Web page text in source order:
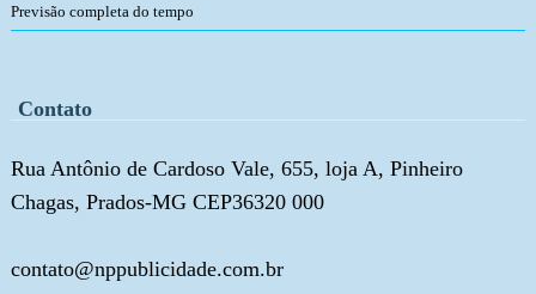
Previsão completa do tempo
Contato
Rua Antônio de Cardoso Vale, 655, loja A, Pinheiro
Chagas, Prados-MG CEP36320 000
contato@nppublicidade.com.br